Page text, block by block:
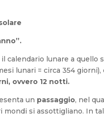
lunare a quello
lunari = circa 354
ovvero 12 notti.
un passaggio, nel
mondi si assottigliano. In